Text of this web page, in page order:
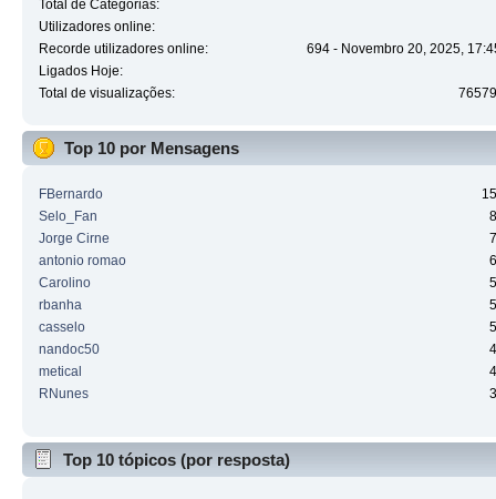
Total de Categorias:
Utilizadores online:
Recorde utilizadores online:
694 - Novembro 20, 2025,
Ligados Hoje:
Total de visualizações:
Top 10 por Mensagens
FBernardo
Selo_Fan
Jorge Cirne
antonio romao
Carolino
rbanha
casselo
nandoc50
metical
RNunes
Top 10 tópicos (por resposta)